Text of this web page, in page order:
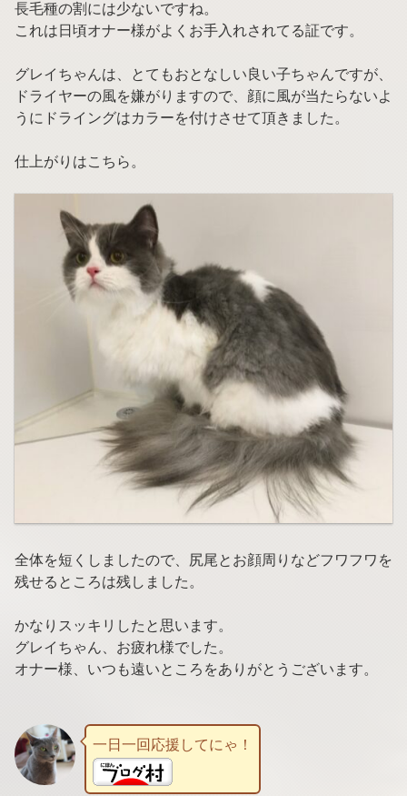
長毛種の割には少ないですね。
これは日頃オナー様がよくお手入れされてる証です。
グレイちゃんは、とてもおとなしい良い子ちゃんですが、
ドライヤーの風を嫌がりますので、顔に風が当たらないよ
うにドライングはカラーを付けさせて頂きました。
仕上がりはこちら。
全体を短くしましたので、尻尾とお顔周りなどフワフワを
残せるところは残しました。
かなりスッキリしたと思います。
グレイちゃん、お疲れ様でした。
オナー様、いつも遠いところをありがとうございます。
一日一回応援してにゃ！